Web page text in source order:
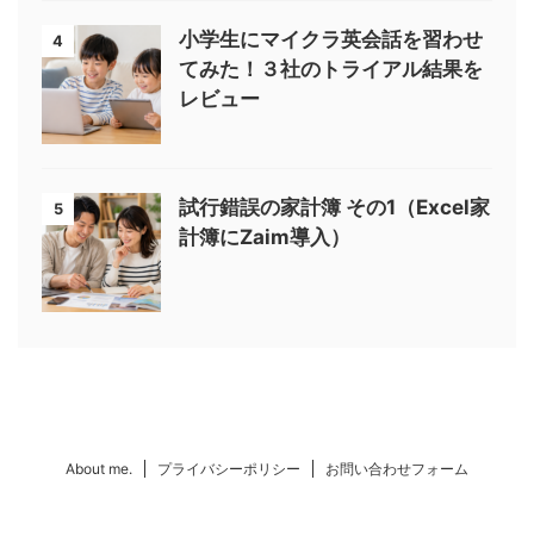
4
小学生にマイクラ英会話を習わせ
てみた！３社のトライアル結果を
レビュー
5
試行錯誤の家計簿 その1（Excel家
計簿にZaim導入）
About me. プライバシーポリシー お問い合わせフォーム